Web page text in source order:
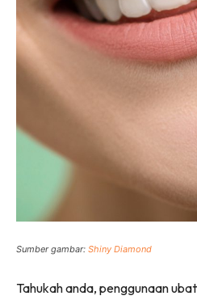
Sumber gambar: Shiny Diamond
Tahukah anda, penggunaan